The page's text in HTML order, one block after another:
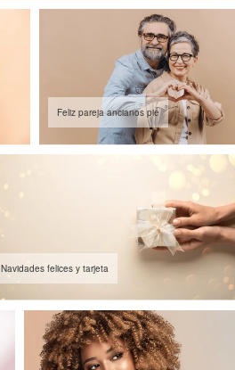
Feliz pareja ancianos pie
Navidades felices y tarjeta